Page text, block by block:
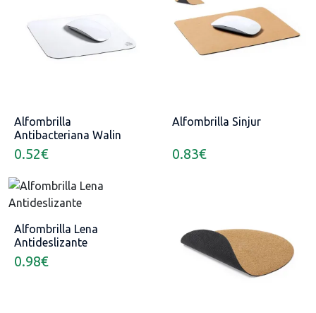
Alfombrilla
Antibacteriana Walin
0.52€
Alfombrilla Sinjur
0.83€
Alfombrilla Lena
Antideslizante
0.98€